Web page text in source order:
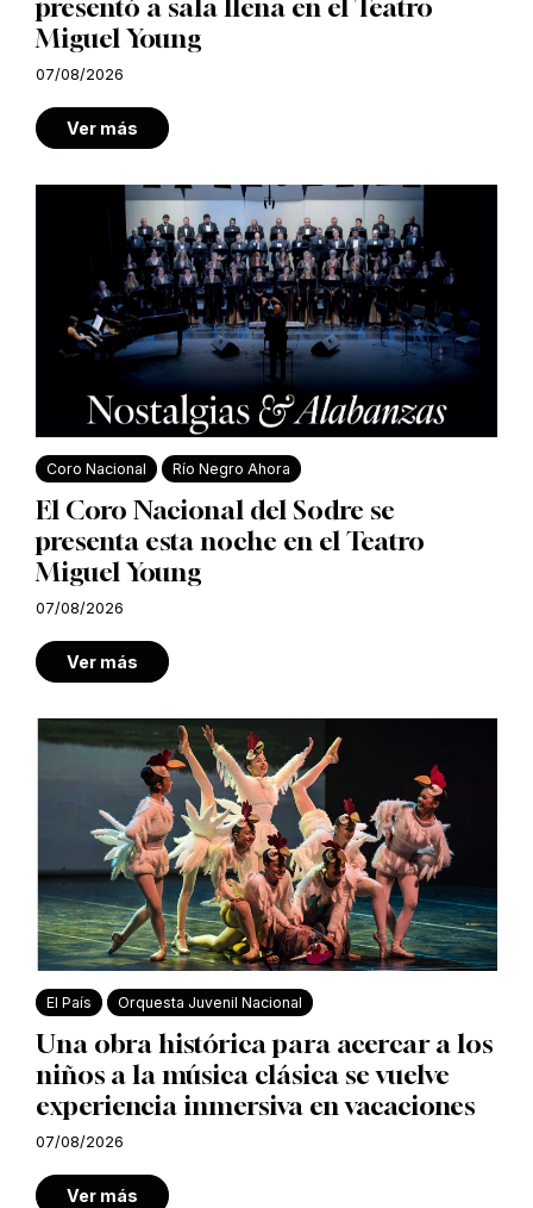
presentó a sala llena en el Teatro
Miguel Young
07/08/2026
Ver más
Coro Nacional Río Negro Ahora
El Coro Nacional del Sodre se
presenta esta noche en el Teatro
Miguel Young
07/08/2026
Ver más
El País Orquesta Juvenil Nacional
Una obra histórica para acercar a los
niños a la música clásica se vuelve
experiencia inmersiva en vacaciones
07/08/2026
Ver más